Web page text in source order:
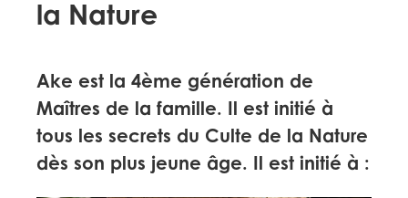
la Nature
Ake est la 4ème génération de
Maîtres de la famille. Il est initié à
tous les secrets du Culte de la Nature
dès son plus jeune âge. Il est initié à :